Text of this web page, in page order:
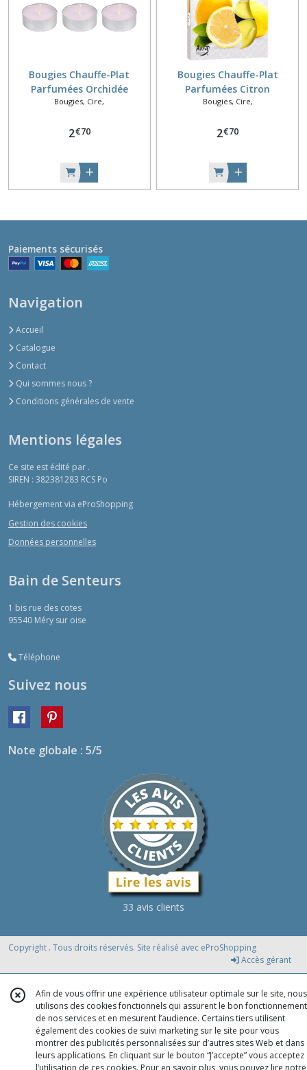
Bougies Chauffe-Plat
Parfumées Orchidée
Blanche
Bougies, Cire,
2€70
Bougies Chauffe-Plat
Parfumées Citron
Bougies, Cire,
2€70
Paiements sécurisés
Navigation
Accueil
Catalogue
Contact
Qui sommes nous ?
Conditions générales de vente
Mentions légales
Ce site est édité par .
SIREN : 382381283 RCS Po
Hébergement via eProShopping
Gestion des cookies
Données personnelles
Bain de Senteurs
1 bis rue des cotes
95540 Méry sur oise
Téléphone
Suivez nous
Note globale : 5/5
33 avis clients
Copyright . Tous droits réservés. Site réalisé avec eProShopping
Accès gérant
Afin de vous offrir une expérience utilisateur optimale sur le site, nous
utilisons des cookies fonctionnels qui assurent le bon fonctionnement
de nos services et en mesurent l’audience. Certains tiers utilisent
également des cookies de suivi marketing sur le site pour vous
montrer des publicités personnalisées sur d’autres sites Web et dans
leurs applications. En cliquant sur le bouton “J’accepte” vous acceptez
l’utilisation de ces cookies. Pour en savoir plus, vous pouvez lire notre